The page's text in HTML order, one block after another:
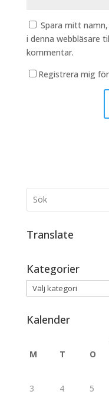
Spara mitt
i denna webbläsare
kommentar.
Registrera mig
Translate
Kategorier
Kategorier
Kalender
M T O
3
4 5